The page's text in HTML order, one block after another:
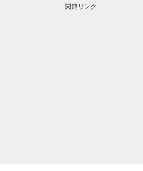
関連リンク